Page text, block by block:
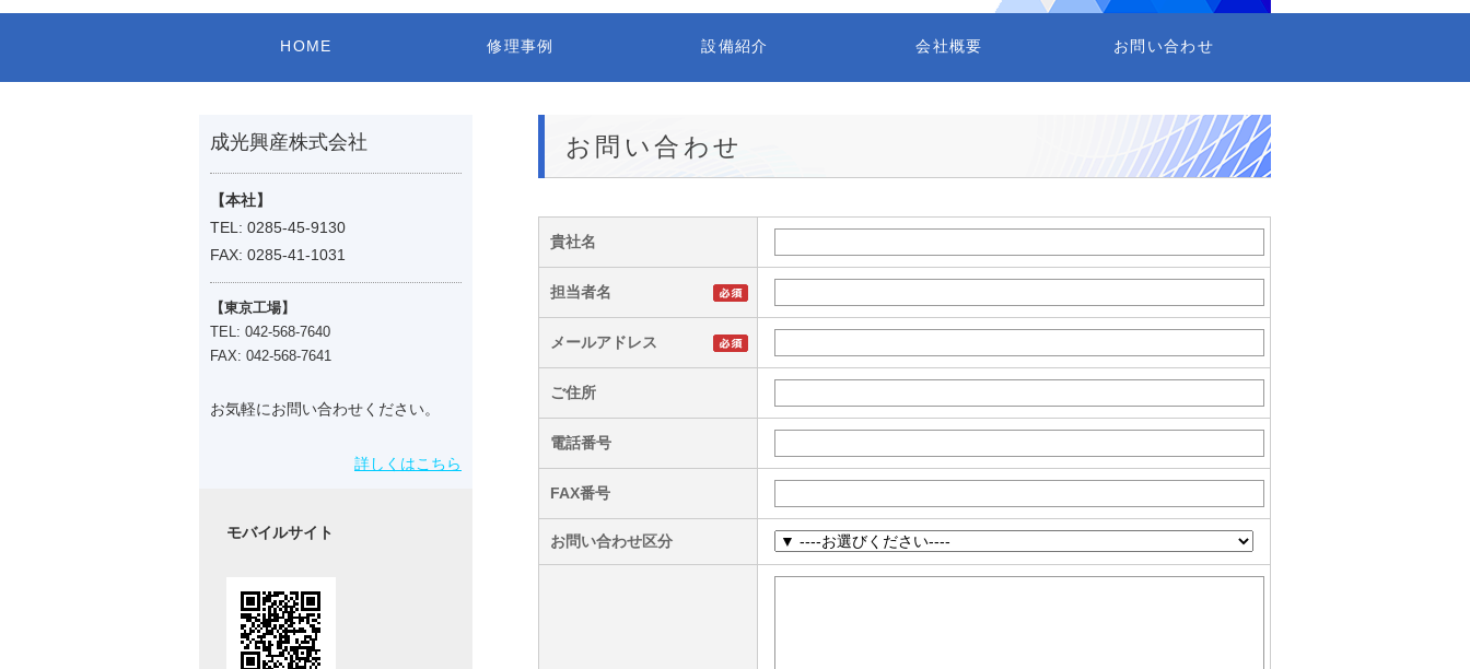
HOME 修理事例 設備紹介 会社概要 お問い合わせ
お問い合わせ
貴社名
担当者名
メールアドレス
ご住所
電話番号
FAX番号
お問い合わせ区分
成光興産株式会社
【本社】
TEL: 0285-45-9130
FAX: 0285-41-1031
【東京工場】
TEL: 042-568-7640
FAX: 042-568-7641
お気軽にお問い合わせください。
詳しくはこちら
モバイルサイト